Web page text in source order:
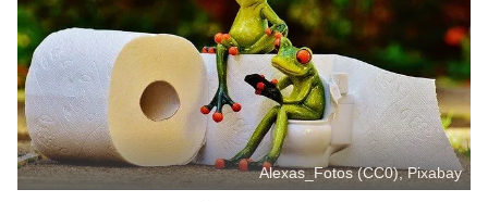
Alexas_Fotos (CC0), Pixabay